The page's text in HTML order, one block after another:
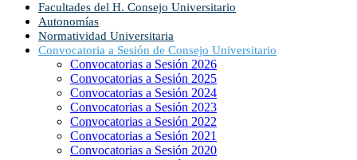
Facultades del H. Consejo Universitario
Autonomías
Normatividad Universitaria
Convocatoria a Sesión de Consejo Universitario
Convocatorias a Sesión 2026
Convocatorias a Sesión 2025
Convocatorias a Sesión 2024
Convocatorias a Sesión 2023
Convocatorias a Sesión 2022
Convocatorias a Sesión 2021
Convocatorias a Sesión 2020